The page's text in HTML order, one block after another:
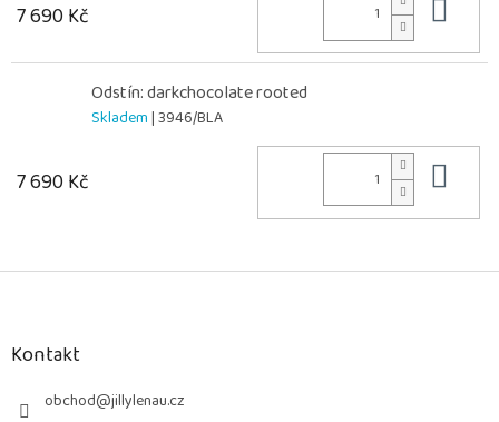
7 690 Kč
Odstín: darkchocolate rooted
Skladem| 3946/BLA
7 690 Kč
Z
Kontakt
obchod@jillylenau.cz